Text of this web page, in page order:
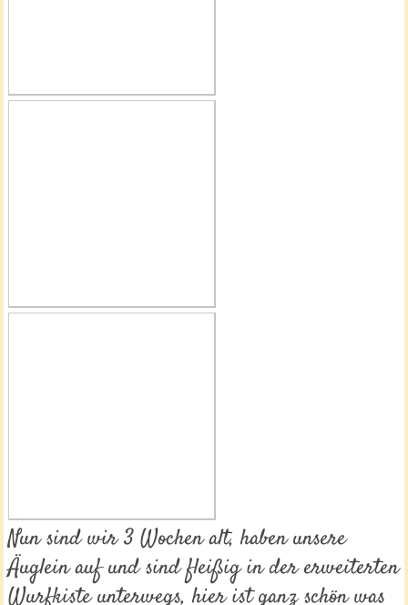
Nun sind wir 3 Wochen alt, haben unsere
Äuglein auf und sind fleißig in der erweiterten
Wurfkiste unterwegs, hier ist ganz schön was